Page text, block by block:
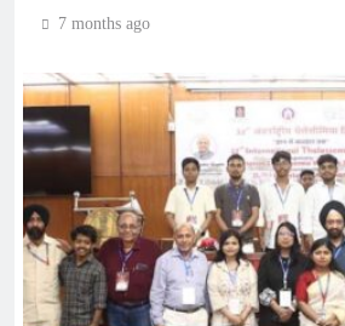
7 months ago